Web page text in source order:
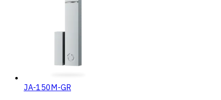
JA-150M-GR